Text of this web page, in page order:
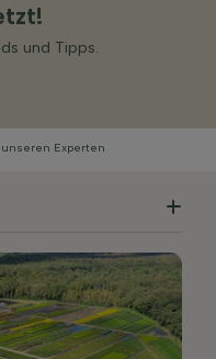
und Tipps.
unseren Experten